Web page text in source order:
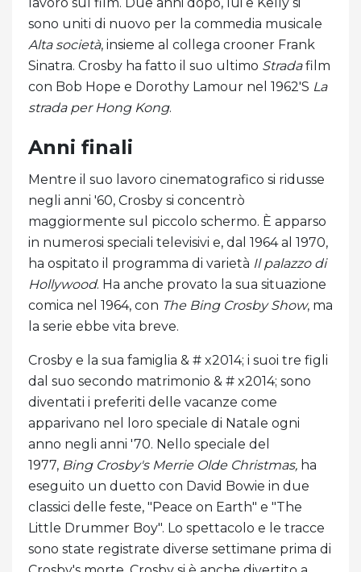
sono uniti di nuovo per la commedia musicale
Alta società, insieme al collega crooner Frank
Sinatra. Crosby ha fatto il suo ultimo Stradafilm
con Bob Hope e Dorothy Lamour nel 1962'S La
strada per Hong Kong.
Anni finali
Mentre il suo lavoro cinematografico si ridusse
negli anni '60, Crosby si concentrò
maggiormente sul piccolo schermo. È apparso
in numerosi speciali televisivi e, dal 1964 al 1970,
ha ospitato il programma di varietà Il palazzo di
Hollywood. Ha anche provato la sua situazione
comica nel 1964, con The Bing Crosby Show, ma
la serie ebbe vita breve.
Crosby e la sua famiglia & # x2014; i suoi tre figli
dal suo secondo matrimonio & # x2014; sono
diventati i preferiti delle vacanze come
apparivano nel loro speciale di Natale ogni
anno negli anni '70. Nello speciale del
1977, Bing Crosby's Merrie Olde Christmas, ha
eseguito un duetto con David Bowie in due
classici delle feste, "Peace on Earth" e "The
Little Drummer Boy". Lo spettacolo e le tracce
sono state registrate diverse settimane prima di